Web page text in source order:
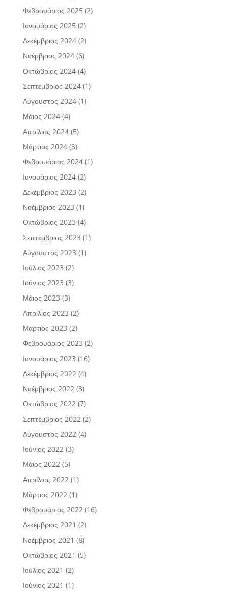
Φεβρουάριος 2025(2)
Ιανουάριος 2025(2)
Δεκέμβριος 2024(2)
Νοέμβριος 2024(6)
Οκτώβριος 2024(4)
Σεπτέμβριος 2024(1)
Αύγουστος 2024(1)
Μάιος 2024(4)
Απρίλιος 2024(5)
Μάρτιος 2024(3)
Φεβρουάριος 2024(1)
Ιανουάριος 2024(2)
Δεκέμβριος 2023 (2)
Νοέμβριος 2023 (1)
Οκτώβριος 2023 (4)
Σεπτέμβριος 2023 (1)
Αύγουστος 2023 (1)
Ιούλιος 2023 (2)
Ιούνιος 2023 (3)
Μάιος 2023 (3)
Απρίλιος 2023 (2)
Μάρτιος 2023 (2)
Φεβρουάριος 2023 (2)
Ιανουάριος 2023 (16)
Δεκέμβριος 2022(4)
Νοέμβριος 2022(3)
Οκτώβριος 2022(7)
Σεπτέμβριος 2022(2)
Αύγουστος 2022(4)
Ιούνιος 2022(3)
Μάιος 2022(5)
Απρίλιος 2022(1)
Μάρτιος 2022(1)
Φεβρουάριος 2022(16)
Δεκέμβριος 2021 (2)
Νοέμβριος 2021 (8)
Οκτώβριος 2021 (5)
Ιούλιος 2021 (2)
Ιούνιος 2021 (1)